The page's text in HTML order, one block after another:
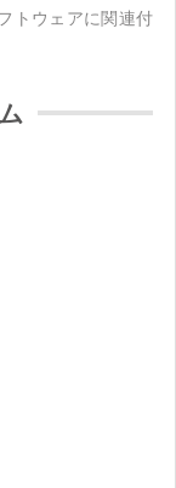
トウェアに関連付